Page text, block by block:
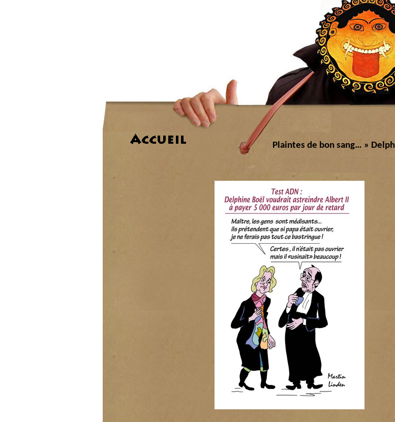
Plaintes de bon sang… »